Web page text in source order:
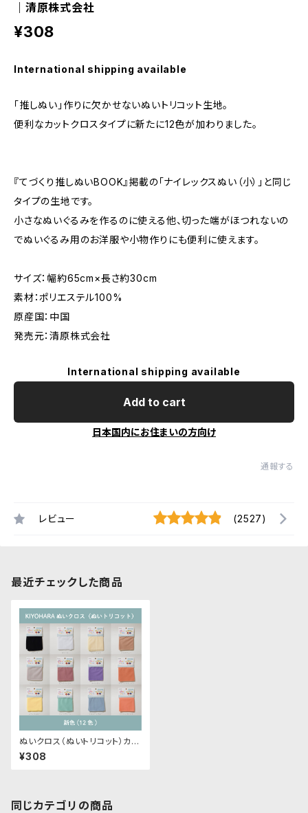
｜清原株式会社
¥308
International shipping available
「推しぬい」作りに欠かせないぬいトリコット生地。
便利なカットクロスタイプに新たに12色が加わりました。
『てづくり推しぬいBOOK』掲載の「ナイレックスぬい（小）」と同じ
タイプの生地です。
小さなぬいぐるみを作るのに使える他、切った端がほつれないの
でぬいぐるみ用のお洋服や小物作りにも便利に使えます。
サイズ：幅約65cm×長さ約30cm
素材：ポリエステル100%
原産国：中国
発売元：清原株式会社
International shipping available
Add to cart
日本国内にお住まいの方向け
通報する
レビュー (2527)
最近チェックした商品
ぬいクロス（ぬいトリコット）カッ
トクロス各色A（新色）｜清原株
式会社
¥308
同じカテゴリの商品